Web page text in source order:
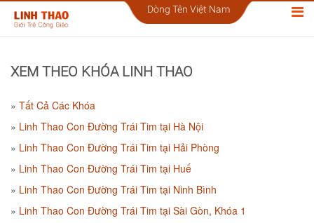
Dòng Tên Việt Nam
XEM THEO KHÓA LINH THAO
Tất Cả Các Khóa
Linh Thao Con Đường Trái Tim tại Hà Nội
Linh Thao Con Đường Trái Tim tại Hải Phòng
Linh Thao Con Đường Trái Tim tại Huế
Linh Thao Con Đường Trái Tim tại Ninh Bình
Linh Thao Con Đường Trái Tim tại Sài Gòn, Khóa 1